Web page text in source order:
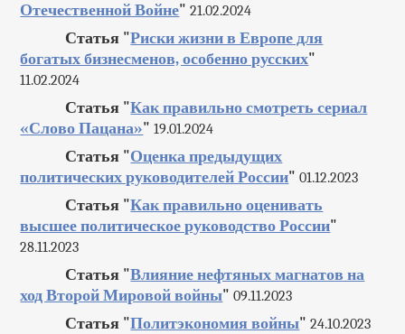
Отечественной Войне" 21.02.2024
Статья "Риски жизни в Европе для
богатых бизнесменов, особенно русских"
11.02.2024
Статья "Как правильно смотреть сериал
«Слово Пацана»" 19.01.2024
Статья "Оценка предыдущих
политических руководителей России" 01.12.2023
Статья "Как правильно оценивать
высшее политическое руководство России"
28.11.2023
Статья "Влияние нефтяных магнатов на
ход Второй Мировой войны" 09.11.2023
Статья "Политэкономия войны" 24.10.2023